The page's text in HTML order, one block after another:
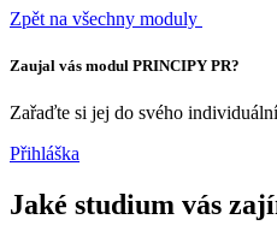
Zpět na všechny moduly
Zaujal vás modul PRINCIPY PR?
Zařaďte si jej do svého
Přihláška
Jaké studium vás